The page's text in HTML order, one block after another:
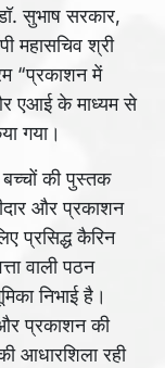
सुभाष सरकार,
महासचिव श्री
“प्रकाशन में
एआई के माध्यम से
गया।
की पुस्तक
और प्रकाशन
प्रसिद्ध कैरिन
वाली पठन
निभाई है।
और प्रकाशन की
आधारशिला रही